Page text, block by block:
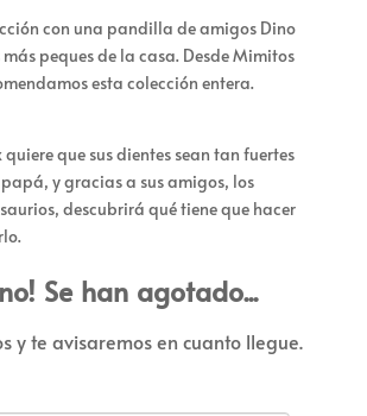
con una pandilla de amigos Dino
peques de la casa. Desde Mimitos
esta colección entera.
quiere que sus dientes sean tan fuertes
y gracias a sus amigos, los
descubrirá qué tiene que hacer
Se han agotado...
y te avisaremos en cuanto llegue.